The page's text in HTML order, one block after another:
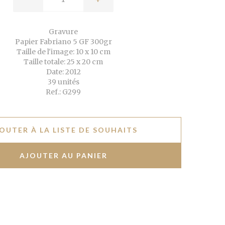
Gravure
Papier Fabriano 5 GF 300gr
Taille de l'image: 10 x 10 cm
Taille totale: 25 x 20 cm
Date: 2012
39 unités
Ref.: G299
À LA LISTE DE SOUHAITS